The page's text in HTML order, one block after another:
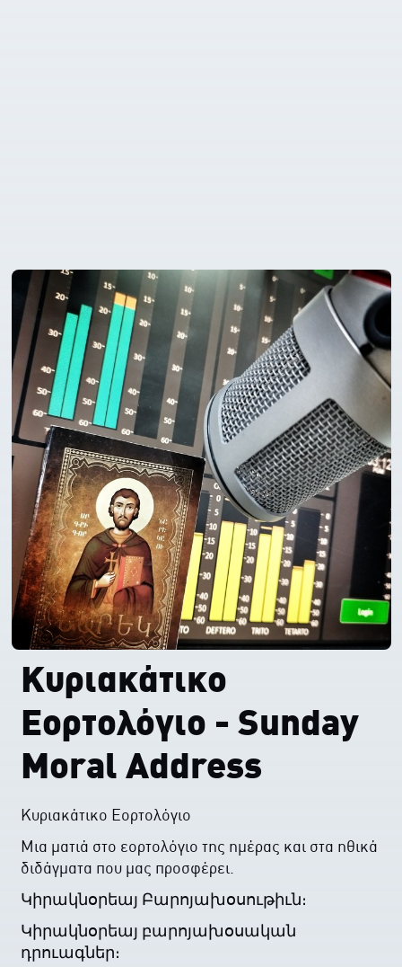
Κυριακάτικο
Εορτολόγιο - Sunday
Moral Address
Κυριακάτικο Εορτολόγιο
Μια ματιά στο εορτολόγιο της ημέρας και στα ηθικά
διδάγματα που μας προσφέρει.
Կիրակնօրեայ Բարոյախօսութիւն։
Կիրակնօրեայ բարոյախօսական
դրուագներ։